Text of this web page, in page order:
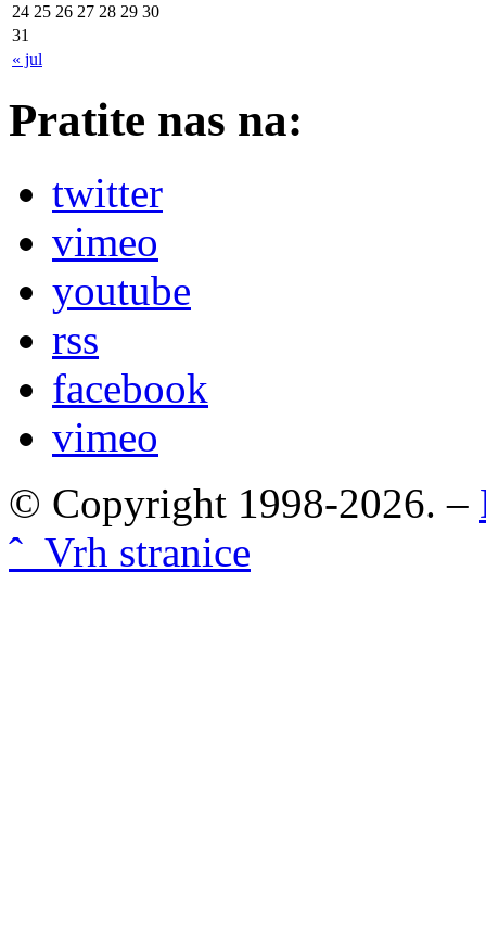
« jul
24 25 26 27 28 29 30
31
Pratite nas na:
twitter
vimeo
youtube
rss
facebook
vimeo
© Copyright 1998-2026. –
ˆ Vrh stranice